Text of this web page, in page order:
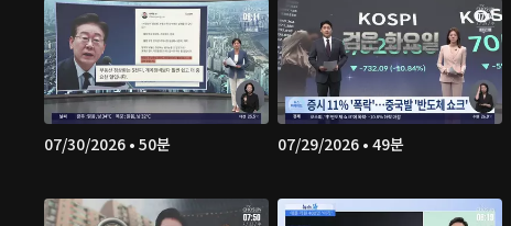
07/30/2026 • 50분 07/29/2026 • 49분